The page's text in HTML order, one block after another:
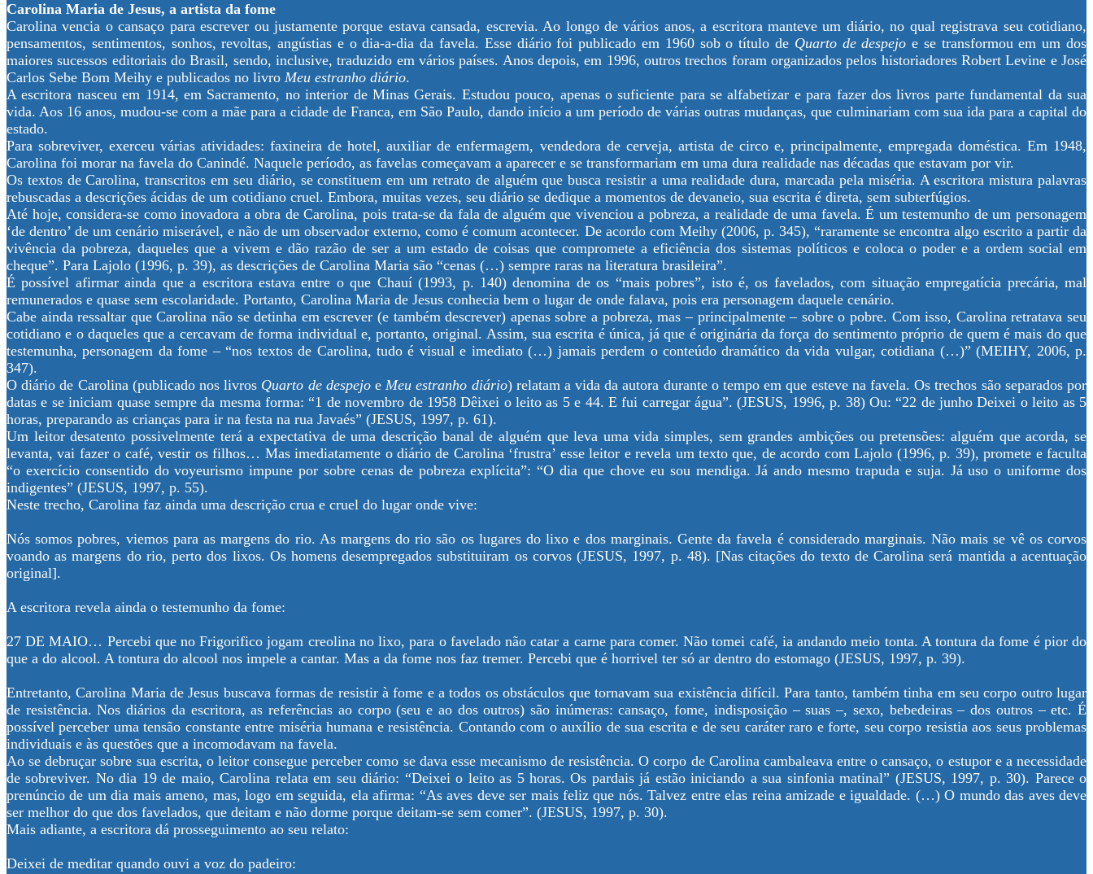
Carolina Maria de Jesus, a artista da fome
Carolina vencia o cansaço para escrever ou justamente porque estava cansada, escrevia. Ao longo de vários anos, a escritora manteve um diário, no qual registrava seu cotidiano,
pensamentos, sentimentos, sonhos, revoltas, angústias e o dia-a-dia da favela. Esse diário foi publicado em 1960 sob o título de Quarto de despejoe se transformou em um dos
maiores sucessos editoriais do Brasil, sendo, inclusive, traduzido em vários países. Anos depois, em 1996, outros trechos foram organizados pelos historiadores Robert Levine e José
Carlos Sebe Bom Meihy e publicados no livro Meu estranho diário.
A escritora nasceu em 1914, em Sacramento, no interior de Minas Gerais. Estudou pouco, apenas o suficiente para se alfabetizar e para fazer dos livros parte fundamental da sua
vida. Aos 16 anos, mudou-se com a mãe para a cidade de Franca, em São Paulo, dando início a um período de várias outras mudanças, que culminariam com sua ida para a capital do
estado.
Para sobreviver, exerceu várias atividades: faxineira de hotel, auxiliar de enfermagem, vendedora de cerveja, artista de circo e, principalmente, empregada doméstica. Em 1948,
Carolina foi morar na favela do Canindé. Naquele período, as favelas começavam a aparecer e se transformariam em uma dura realidade nas décadas que estavam por vir.
Os textos de Carolina, transcritos em seu diário, se constituem em um retrato de alguém que busca resistir a uma realidade dura, marcada pela miséria. A escritora mistura palavras
rebuscadas a descrições ácidas de um cotidiano cruel. Embora, muitas vezes, seu diário se dedique a momentos de devaneio, sua escrita é direta, sem subterfúgios.
Até hoje, considera-se como inovadora a obra de Carolina, pois trata-se da fala de alguém que vivenciou a pobreza, a realidade de uma favela. É um testemunho de um personagem
‘de dentro’ de um cenário miserável, e não de um observador externo, como é comum acontecer. De acordo com Meihy (2006, p. 345), “raramente se encontra algo escrito a partir da
vivência da pobreza, daqueles que a vivem e dão razão de ser a um estado de coisas que compromete a eficiência dos sistemas políticos e coloca o poder e a ordem social em
cheque”. Para Lajolo (1996, p. 39), as descrições de Carolina Maria são “cenas (…) sempre raras na literatura brasileira”.
É possível afirmar ainda que a escritora estava entre o que Chauí (1993, p. 140) denomina de os “mais pobres”, isto é, os favelados, com situação empregatícia precária, mal
remunerados e quase sem escolaridade. Portanto, Carolina Maria de Jesus conhecia bem o lugar de onde falava, pois era personagem daquele cenário.
Cabe ainda ressaltar que Carolina não se detinha em escrever (e também descrever) apenas sobre a pobreza, mas – principalmente – sobre o pobre. Com isso, Carolina retratava seu
cotidiano e o daqueles que a cercavam de forma individual e, portanto, original. Assim, sua escrita é única, já que é originária da força do sentimento próprio de quem é mais do que
testemunha, personagem da fome – “nos textos de Carolina, tudo é visual e imediato (…) jamais perdem o conteúdo dramático da vida vulgar, cotidiana (…)” (MEIHY, 2006, p.
347).
O diário de Carolina (publicado nos livros Quarto de despejoeMeu estranho diário) relatam a vida da autora durante o tempo em que esteve na favela. Os trechos são separados por
datas e se iniciam quase sempre da mesma forma: “1 de novembro de 1958 Dêixei o leito as 5 e 44. E fui carregar água”. (JESUS, 1996, p. 38) Ou: “22 de junho Deixei o leito as 5
horas, preparando as crianças para ir na festa na rua Javaés” (JESUS, 1997, p. 61).
Um leitor desatento possivelmente terá a expectativa de uma descrição banal de alguém que leva uma vida simples, sem grandes ambições ou pretensões: alguém que acorda, se
levanta, vai fazer o café, vestir os filhos… Mas imediatamente o diário de Carolina ‘frustra’ esse leitor e revela um texto que, de acordo com Lajolo (1996, p. 39), promete e faculta
“o exercício consentido do voyeurismo impune por sobre cenas de pobreza explícita”: “O dia que chove eu sou mendiga. Já ando mesmo trapuda e suja. Já uso o uniforme dos
indigentes” (JESUS, 1997, p. 55).
Neste trecho, Carolina faz ainda uma descrição crua e cruel do lugar onde vive:
Nós somos pobres, viemos para as margens do rio. As margens do rio são os lugares do lixo e dos marginais. Gente da favela é considerado marginais. Não mais se vê os corvos
voando as margens do rio, perto dos lixos. Os homens desempregados substituiram os corvos (JESUS, 1997, p. 48). [Nas citações do texto de Carolina será mantida a acentuação
original].
A escritora revela ainda o testemunho da fome:
27 DE MAIO… Percebi que no Frigorifico jogam creolina no lixo, para o favelado não catar a carne para comer. Não tomei café, ia andando meio tonta. A tontura da fome é pior do
que a do alcool. A tontura do alcool nos impele a cantar. Mas a da fome nos faz tremer. Percebi que é horrivel ter só ar dentro do estomago (JESUS, 1997, p. 39).
Entretanto, Carolina Maria de Jesus buscava formas de resistir à fome e a todos os obstáculos que tornavam sua existência difícil. Para tanto, também tinha em seu corpo outro lugar
de resistência. Nos diários da escritora, as referências ao corpo (seu e ao dos outros) são inúmeras: cansaço, fome, indisposição – suas –, sexo, bebedeiras – dos outros – etc. É
possível perceber uma tensão constante entre miséria humana e resistência. Contando com o auxílio de sua escrita e de seu caráter raro e forte, seu corpo resistia aos seus problemas
individuais e às questões que a incomodavam na favela.
Ao se debruçar sobre sua escrita, o leitor consegue perceber como se dava esse mecanismo de resistência. O corpo de Carolina cambaleava entre o cansaço, o estupor e a necessidade
de sobreviver. No dia 19 de maio, Carolina relata em seu diário: “Deixei o leito as 5 horas. Os pardais já estão iniciando a sua sinfonia matinal” (JESUS, 1997, p. 30). Parece o
prenúncio de um dia mais ameno, mas, logo em seguida, ela afirma: “As aves deve ser mais feliz que nós. Talvez entre elas reina amizade e igualdade. (…) O mundo das aves deve
ser melhor do que dos favelados, que deitam e não dorme porque deitam-se sem comer”. (JESUS, 1997, p. 30).
Mais adiante, a escritora dá prosseguimento ao seu relato:
Deixei de meditar quando ouvi a voz do padeiro: